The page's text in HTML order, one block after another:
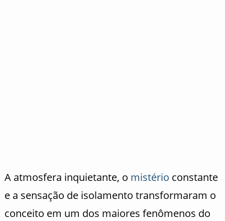
A atmosfera inquietante, o mistério constante
e a sensação de isolamento transformaram o
conceito em um dos maiores fenômenos do